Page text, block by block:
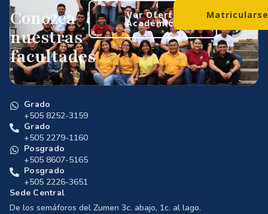
Conozca
nuestras
facultades
Ver Oferta
Académica
Grado
+505 8252-3159
Grado
+505 2279-1160
Posgrado
+505 8607-5165
Posgrado
+505 2226-3651
Sede Central
De los semáforos del Zumen 3c. abajo, 1c. al lago.